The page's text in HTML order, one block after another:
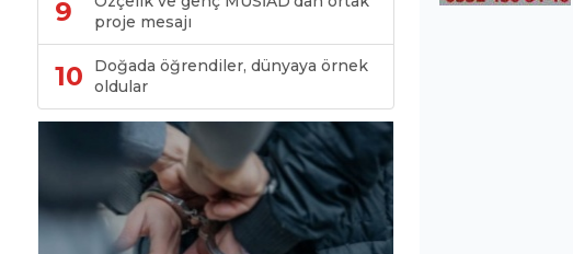
9
proje mesajı
10
Doğada öğrendiler, dünyaya örnek
oldular